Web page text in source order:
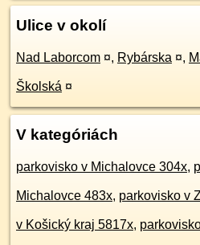
Ulice v okolí
Nad Laborcom ¤, Rybárska ¤,
Školská ¤
V kategóriách
parkovisko v Michalovce 304x,
Michalovce 483x, parkovisko v
v Košický kraj 5817x,